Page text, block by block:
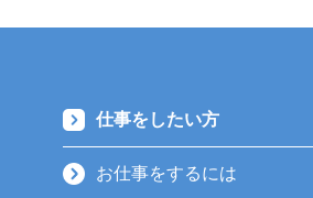
仕事をしたい方
お仕事をするには